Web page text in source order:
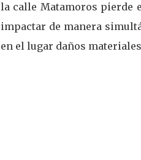
la calle Matamoros pierde
impactar de manera
en el lugar daños